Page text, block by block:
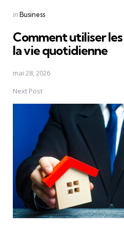
Posted
inBusiness
Comment utiliser les
la vie quotidienne
mai 28, 2026
Next Post